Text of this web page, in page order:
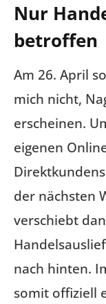
Nur
betroffen
Am 26. April
mich nicht,
erscheinen.
eigenen
der nächsten
verschiebt
nach hinten.
somit offiziell